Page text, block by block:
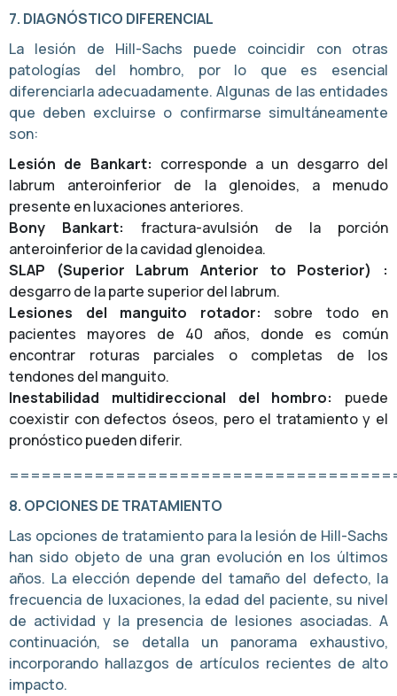
7. DIAGNÓSTICO DIFERENCIAL
La lesión de Hill-Sachs puede coincidir con otras
patologías del hombro, por lo que es esencial
diferenciarla adecuadamente. Algunas de las entidades
que deben excluirse o confirmarse simultáneamente
son:
Lesión de Bankart: corresponde a un desgarro del
labrum anteroinferior de la glenoides, a menudo
presente en luxaciones anteriores.
Bony Bankart: fractura-avulsión de la porción
anteroinferior de la cavidad glenoidea.
SLAP (Superior Labrum Anterior to Posterior) :
desgarro de la parte superior del labrum.
Lesiones del manguito rotador: sobre todo en
pacientes mayores de 40 años, donde es común
encontrar roturas parciales o completas de los
tendones del manguito.
Inestabilidad multidireccional del hombro:
puede
coexistir con defectos óseos, pero el tratamiento y el
pronóstico pueden diferir.
8. OPCIONES DE TRATAMIENTO
Las opciones de tratamiento para la lesión de Hill-Sachs
han sido objeto de una gran evolución en los últimos
años. La elección depende del tamaño del defecto, la
frecuencia de luxaciones, la edad del paciente, su nivel
de actividad y la presencia de lesiones asociadas. A
continuación, se detalla un panorama exhaustivo,
incorporando hallazgos de artículos recientes de alto
impacto.